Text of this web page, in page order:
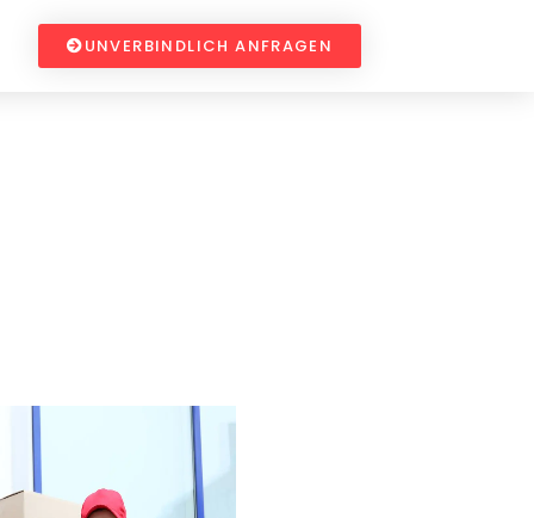
UNVERBINDLICH ANFRAGEN